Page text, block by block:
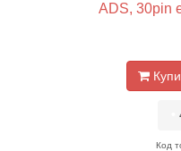
ADS, 30pin
Код